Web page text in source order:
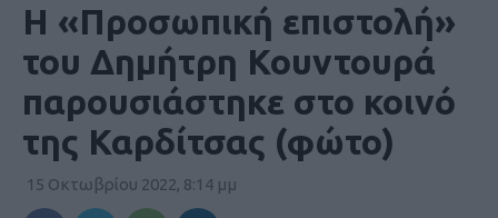
Η «Προσωπική επιστολή»
του Δημήτρη Κουντουρά
παρουσιάστηκε στο κοινό
της Καρδίτσας (φώτο)
15 Οκτωβρίου 2022, 8:14 μμ